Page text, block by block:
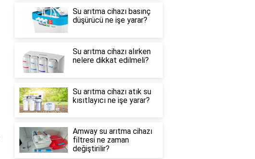
Su arıtma cihazı basınç
düşürücü ne işe yarar?
Su arıtma cihazı alırken
nelere dikkat edilmeli?
Su arıtma cihazı atık su
kısıtlayıcı ne işe yarar?
Amway su arıtma cihazı
filtresi ne zaman
değiştirilir?